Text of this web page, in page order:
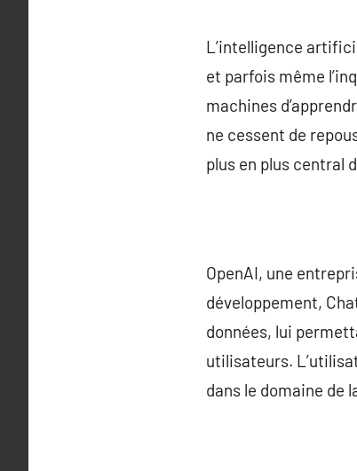
L’intelligence
et parfois même
machines
ne cessent de
plus en plus central
OpenAI, une
développement,
données, lui
utilisateurs.
dans le domaine de